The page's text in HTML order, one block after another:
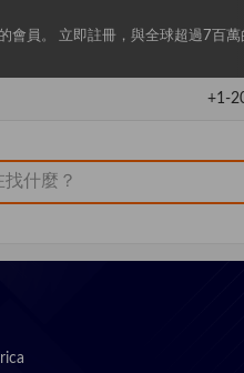
會員。 立即註冊，與全球超過7百萬
+1-